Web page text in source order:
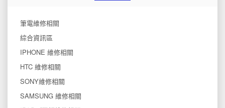
筆電維修相關
綜合資訊區
IPHONE 維修相關
HTC 維修相關
SONY維修相關
SAMSUNG 維修相關